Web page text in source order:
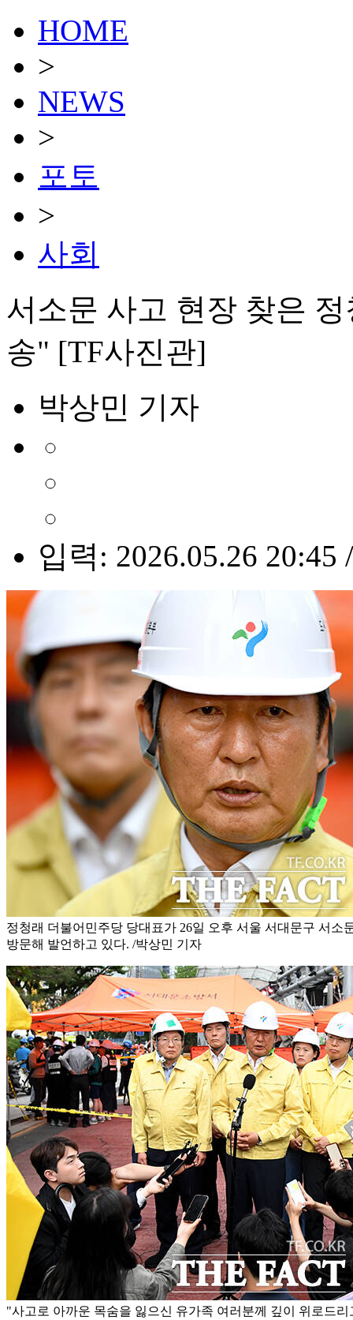
HOME
>
NEWS
>
포토
>
사회
서소문 사고 현장 찾은
송" [TF사진관]
박상민 기자
입력: 2026.05.26 20:45
정청래 더불어민주당 당대표가 26일 오후 서울 서대문구 서소
방문해 발언하고 있다. /박상민 기자
"사고로 아까운 목숨을 잃으신 유가족 여러분께 깊이 위로드